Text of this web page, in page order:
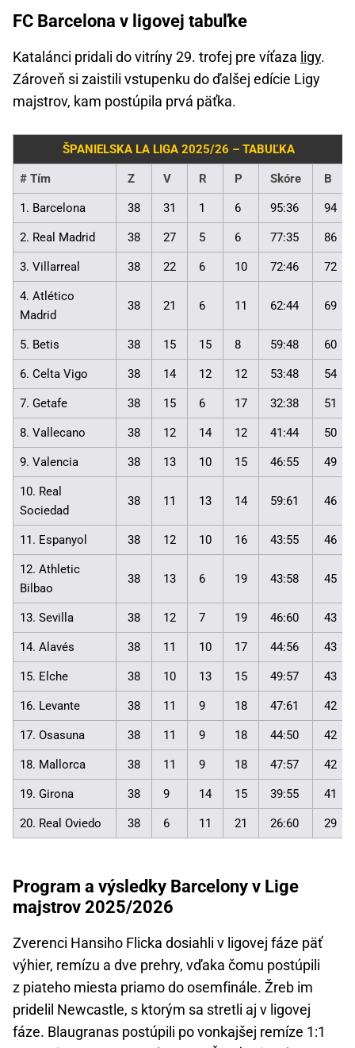
FC Barcelona v ligovej tabuľke
Katalánci pridali do vitríny 29. trofej pre víťaza ligy.
Zároveň si zaistili vstupenku do ďalšej edície Ligy
majstrov, kam postúpila prvá päťka.
ŠPANIELSKA LA LIGA 2025/26 – TABUĽKA
# Tím Z V R P Skóre B
1. Barcelona 38 31 1 6 95:36 94
2. Real Madrid 38 27 5 6 77:35 86
3. Villarreal 38 22 6 10 72:46 72
4. Atlético
Madrid
38 21 6 11 62:44 69
5. Betis 38 15 15 8 59:48 60
6. Celta Vigo 38 14 12 12 53:48 54
7. Getafe 38 15 6 17 32:38 51
8. Vallecano 38 12 14 12 41:44 50
9. Valencia 38 13 10 15 46:55 49
10. Real
Sociedad
38 11 13 14 59:61 46
11. Espanyol 38 12 10 16 43:55 46
12. Athletic
Bilbao
38 13 6 19 43:58 45
13. Sevilla 38 12 7 19 46:60 43
14. Alavés 38 11 10 17 44:56 43
15. Elche 38 10 13 15 49:57 43
16. Levante 38 11 9 18 47:61 42
17. Osasuna 38 11 9 18 44:50 42
18. Mallorca 38 11 9 18 47:57 42
19. Girona 38 9 14 15 39:55 41
20. Real Oviedo 38 6 11 21 26:60 29
Program a výsledky Barcelony v Lige
majstrov 2025/2026
Zverenci Hansiho Flicka dosiahli v ligovej fáze päť
výhier, remízu a dve prehry, vďaka čomu postúpili
z piateho miesta priamo do osemfinále. Žreb im
pridelil Newcastle, s ktorým sa stretli aj v ligovej
fáze. Blaugranas postúpili po vonkajšej remíze 1:1